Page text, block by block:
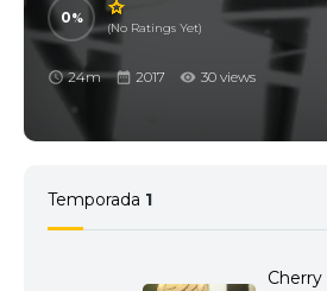
0
(No Ratings Yet)
24m 2017 30 views
Temporada 1
Cherry